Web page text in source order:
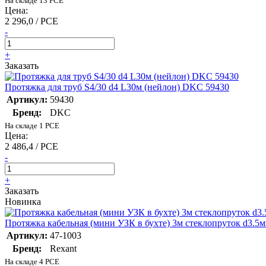
Цена:
2 296,0 / PCE
-
+
Заказать
Протяжка для труб S4/30 d4 L30м (нейлон) DKC 59430
Артикул: 59430
Бренд:
DKC
На складе 1 PCE
Цена:
2 486,4 / PCE
-
+
Заказать
Новинка
Протяжка кабельная (мини УЗК в бухте) 3м стеклопруток
Артикул: 47-1003
Бренд:
Rexant
На складе 4 PCE